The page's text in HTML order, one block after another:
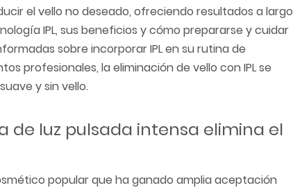
el vello no deseado, ofreciendo resultados a largo
IPL, sus beneficios y cómo prepararse y cuidar
sobre incorporar IPL en su rutina de
profesionales, la eliminación de vello con IPL se
y sin vello.
de luz pulsada intensa elimina el
popular que ha ganado amplia aceptación